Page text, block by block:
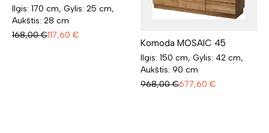
Ilgis: 170 cm, Gylis: 25 cm,
Aukštis: 28 cm
168,00 €117,60 €
Komoda MOSAIC 45
Ilgis: 150 cm, Gylis: 42 cm,
Aukštis: 90 cm
968,00 €677,60 €